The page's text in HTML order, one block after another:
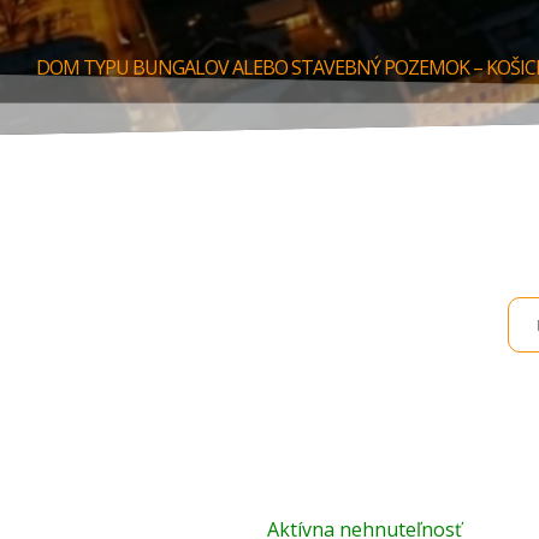
DOM TYPU BUNGALOV ALEBO STAVEBNÝ POZEMOK –
Aktívna nehnuteľnosť